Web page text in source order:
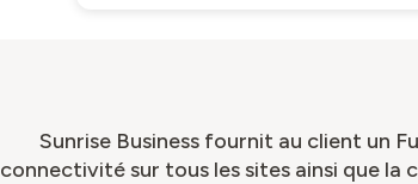
Sunrise Business fournit au client un
connectivité sur tous les sites ainsi que la